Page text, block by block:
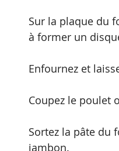
Sur la plaque du
à former un
Enfournez et
Coupez le poulet
Sortez la pâte du
jambon.